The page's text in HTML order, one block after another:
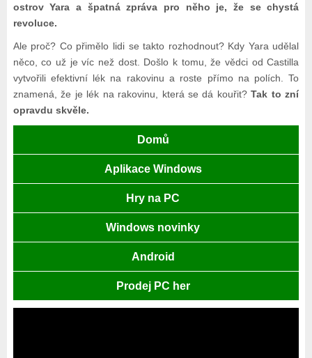
ostrov Yara a špatná zpráva pro něho je, že se chystá
revoluce.
Ale proč? Co přimělo lidi se takto rozhodnout? Kdy Yara udělal
něco, co už je víc než dost. Došlo k tomu, že vědci od Castilla
vytvořili efektivní lék na rakovinu a roste přímo na polích. To
znamená, že je lék na rakovinu, která se dá kouřit?Tak to zní
opravdu skvěle.
Domů
Aplikace Windows
Hry na PC
Windows novinky
Android
Prodej PC her